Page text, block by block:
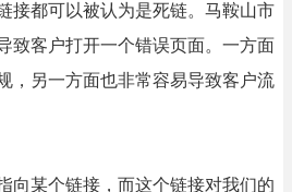
接都可以被认为是死链。马鞍山市
致客户打开一个错误页面。一方面
，另一方面也非常容易导致客户流
向某个链接，而这个链接对我们的